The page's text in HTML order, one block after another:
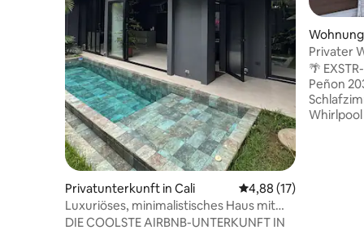
Privatunterkunft in Cali Durchschnittliche
4,88 (17)
Luxuriöses, minimalistisches Haus mit
privatem Pool, sicherer Bereich
DIE COOLSTE AIRBNB-UNTERKUNFT IN
Privater
• El Peñon
🌴
Peñon 203 Diese Unterkunft mit
Whirlpool